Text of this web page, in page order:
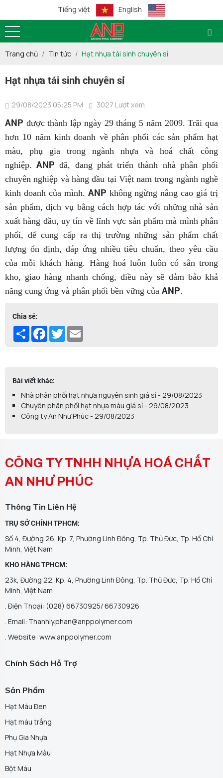
Tiếng việt English
Trang chủ Tin tức Hạt nhựa tái sinh chuyên sỉ
Hạt nhựa tái sinh chuyên sỉ
29/08/2023 05:25 PM 3027 Lượt xem
ANP được thành lập ngày 29 tháng 5 năm 2009. Trãi qua
hơn 10 năm kinh doanh về phân phối các sản phẩm hạt
màu, phụ gia trong ngành nhựa và hoá chất công
nghiệp.ANP đã, đang phát triển thành nhà phân phối
chuyên nghiệp và hàng đầu tại Việt nam trong ngành nghề
kinh doanh của mình. ANP không ngừng nâng cao giá trị
sản phẩm, dịch vụ bằng cách hợp tác với những nhà sản
xuất hàng đầu, uy tín về lĩnh vực sản phẩm mà mình phân
phối, để cung cấp ra thị trường những sản phẩm chất
lượng ổn định, đáp ứng nhiều tiêu chuẩn, theo yêu cầu
của mỗi khách hàng. Hàng hoá luôn luôn có sẵn trong
kho, giao hàng nhanh chống, điều này sẽ đảm bảo khả
năng cung ứng và phân phối bền vững của ANP.
Chia sẻ:
Share Facebook
Twitter
Bài viết khác:
Nhà phân phối hạt nhựa nguyên sinh giá sỉ - 29/08/2023
Chuyên phân phối hạt nhựa màu giá sỉ - 29/08/2023
Công ty An Như Phúc - 29/08/2023
CÔNG TY TNHH NHỰA HOÁ CHẤT
AN NHƯ PHÚC
Thông Tin Liên Hệ
TRỤ SỞ CHÍNH TPHCM:
Số 4, Đường 26, Kp. 7, Phường Linh Đông, Tp. Thủ Đức, Tp. Hồ Chí
Minh, Việt Nam
KHO HÀNG TPHCM:
23k, Đường 22, Kp. 4, Phường Linh Đông, Tp. Thủ Đức, Tp. Hồ Chí
Minh, Việt Nam
. Điện Thoại: (028) 66730925/ 66730926
. Email: Thanhly.phan@anppolymer.com
. Website: www.anppolymer.com
Chính Sách Hỗ Trợ
Sản Phẩm
Hạt Màu Đen
Hạt màu trắng
Phụ Gia Nhựa
Hạt Nhựa Màu
Bột Màu